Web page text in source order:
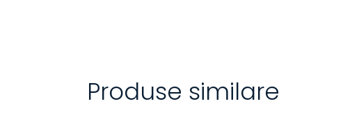
Produse similare